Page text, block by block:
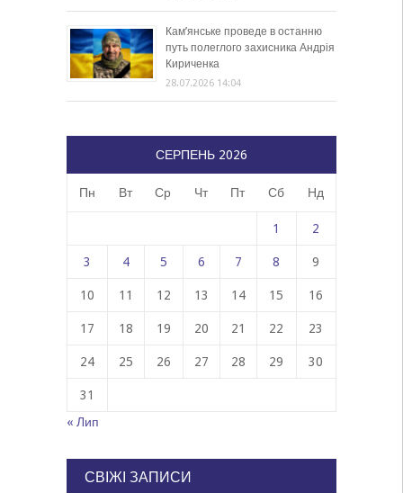
Кам’янське проведе в останню
путь полеглого захисника Андрія
Кириченка
28.07.2026 14:04
СЕРПЕНЬ 2026
Пн Вт Ср Чт Пт Сб Нд
1 2
3 4 5 6 7 8 9
10 11 12 13 14 15 16
17 18 19 20 21 22 23
24 25 26 27 28 29 30
31
« Лип
СВІЖІ ЗАПИСИ